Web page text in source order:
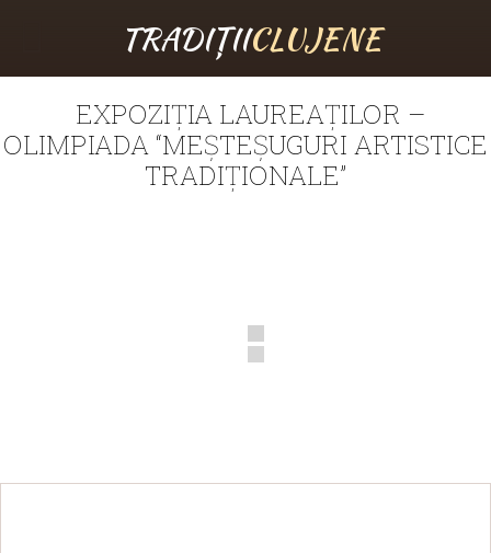
TRADIȚIICLUJENE
EXPOZIȚIA LAUREAȚILOR –
OLIMPIADA “MEȘTEȘUGURI ARTISTICE
TRADIȚIONALE”